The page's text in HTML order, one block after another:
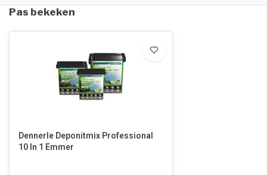
Pas bekeken
Dennerle Deponitmix Professional
10 In 1 Emmer